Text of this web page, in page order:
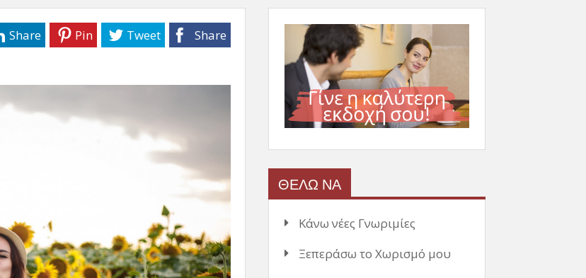
Share
Tweet
Pin
Share
ΘΕΛΩ ΝΑ
Κάνω νέες Γνωριμίες
Ξεπεράσω το Χωρισμό μου